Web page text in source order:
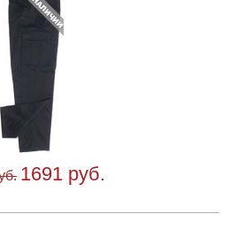
1691 руб.